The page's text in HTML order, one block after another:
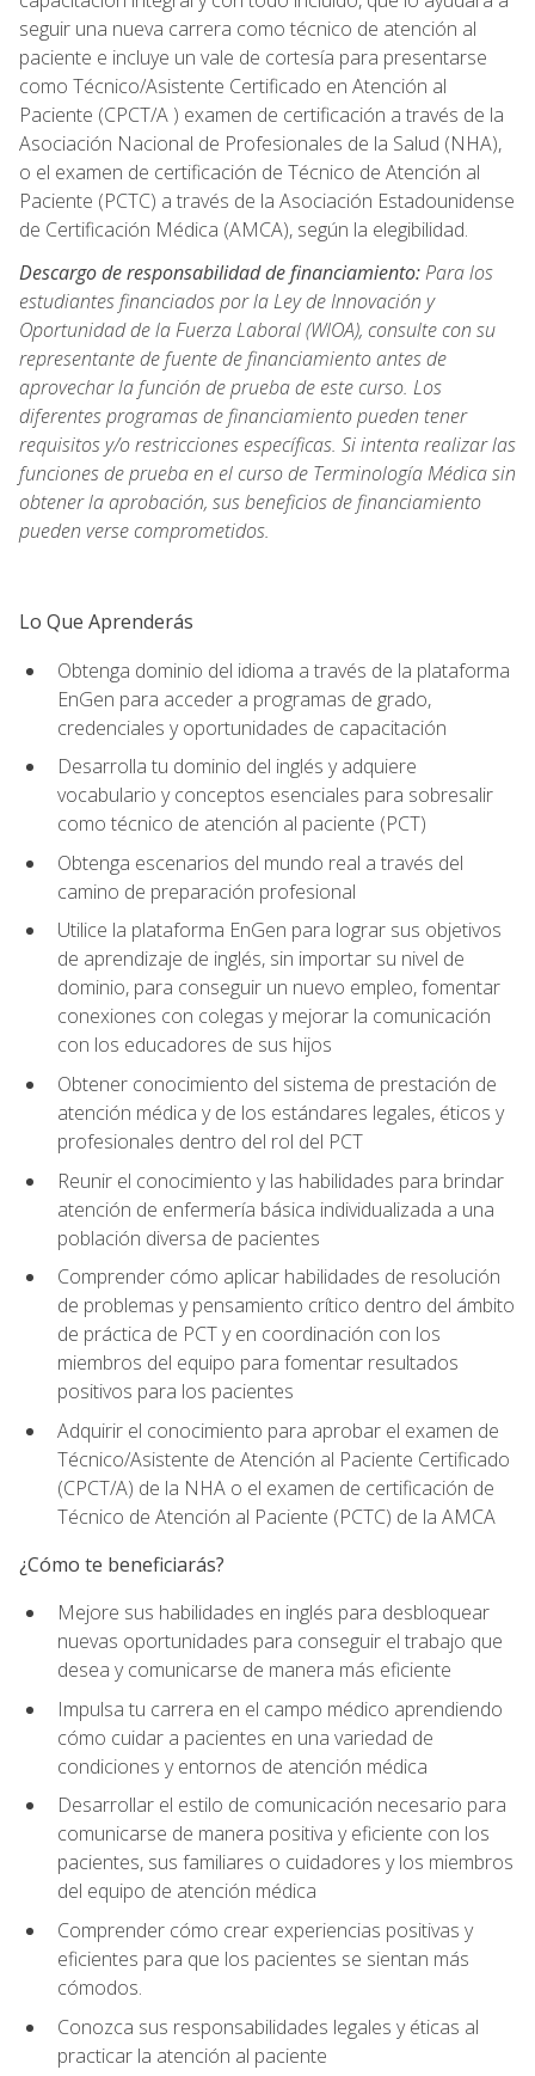
seguir una nueva carrera como técnico de atención al
paciente e incluye un vale de cortesía para presentarse
como Técnico/Asistente Certificado en Atención al
Paciente (CPCT/A ) examen de certificación a través de la
Asociación Nacional de Profesionales de la Salud (NHA),
o el examen de certificación de Técnico de Atención al
Paciente (PCTC) a través de la Asociación Estadounidense
de Certificación Médica (AMCA), según la elegibilidad.
Descargo de responsabilidad de financiamiento:Para los
estudiantes financiados por la Ley de Innovación y
Oportunidad de la Fuerza Laboral (WIOA), consulte con su
representante de fuente de financiamiento antes de
aprovechar la función de prueba de este curso. Los
diferentes programas de financiamiento pueden tener
requisitos y/o restricciones específicas. Si intenta realizar las
funciones de prueba en el curso de Terminología Médica sin
obtener la aprobación, sus beneficios de financiamiento
pueden verse comprometidos.
Lo Que Aprenderás
Obtenga dominio del idioma a través de la plataforma
EnGen para acceder a programas de grado,
credenciales y oportunidades de capacitación
Desarrolla tu dominio del inglés y adquiere
vocabulario y conceptos esenciales para sobresalir
como técnico de atención al paciente (PCT)
Obtenga escenarios del mundo real a través del
camino de preparación profesional
Utilice la plataforma EnGen para lograr sus objetivos
de aprendizaje de inglés, sin importar su nivel de
dominio, para conseguir un nuevo empleo, fomentar
conexiones con colegas y mejorar la comunicación
con los educadores de sus hijos
Obtener conocimiento del sistema de prestación de
atención médica y de los estándares legales, éticos y
profesionales dentro del rol del PCT
Reunir el conocimiento y las habilidades para brindar
atención de enfermería básica individualizada a una
población diversa de pacientes
Comprender cómo aplicar habilidades de resolución
de problemas y pensamiento crítico dentro del ámbito
de práctica de PCT y en coordinación con los
miembros del equipo para fomentar resultados
positivos para los pacientes
Adquirir el conocimiento para aprobar el examen de
Técnico/Asistente de Atención al Paciente Certificado
(CPCT/A) de la NHA o el examen de certificación de
Técnico de Atención al Paciente (PCTC) de la AMCA
¿Cómo te beneficiarás?
Mejore sus habilidades en inglés para desbloquear
nuevas oportunidades para conseguir el trabajo que
desea y comunicarse de manera más eficiente
Impulsa tu carrera en el campo médico aprendiendo
cómo cuidar a pacientes en una variedad de
condiciones y entornos de atención médica
Desarrollar el estilo de comunicación necesario para
comunicarse de manera positiva y eficiente con los
pacientes, sus familiares o cuidadores y los miembros
del equipo de atención médica
Comprender cómo crear experiencias positivas y
eficientes para que los pacientes se sientan más
cómodos.
Conozca sus responsabilidades legales y éticas al
practicar la atención al paciente